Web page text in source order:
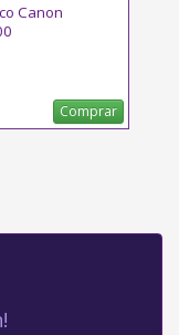
Canon
Comprar